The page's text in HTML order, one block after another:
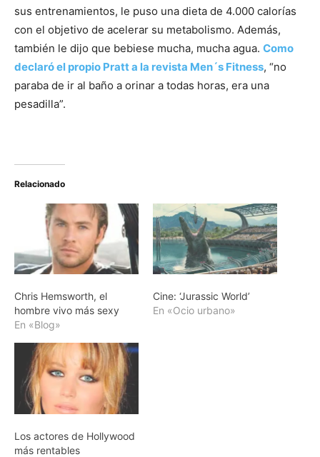
sus entrenamientos, le puso una dieta de 4.000 calorías
con el objetivo de acelerar su metabolismo. Además,
también le dijo que bebiese mucha, mucha agua. Como
declaró el propio Pratt a la revista Men´s Fitness, “no
paraba de ir al baño a orinar a todas horas, era una
pesadilla”.
Relacionado
Chris Hemsworth, el
hombre vivo más sexy
En «Blog»
Cine: ‘Jurassic World’
En «Ocio urbano»
Los actores de Hollywood
más rentables